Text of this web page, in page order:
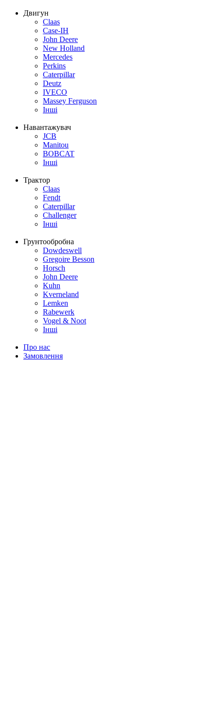
Двигун
Claas
Case-IH
John Deere
New Holland
Mercedes
Perkins
Caterpillar
Deutz
IVECO
Massey Ferguson
Інші
Навантажувач
JCB
Manitou
BOBCAT
Інші
Трактор
Claas
Fendt
Caterpillar
Challenger
Інші
Грунтообробна
Dowdeswell
Gregoire Besson
Horsch
John Deere
Kuhn
Kverneland
Lemken
Rabewerk
Vogel & Noot
Інші
Про нас
Замовлення